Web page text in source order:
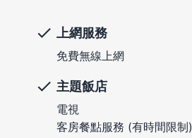
上網服務
免費無線上網
主題飯店
電視
客房餐點服務 (有時間限制)